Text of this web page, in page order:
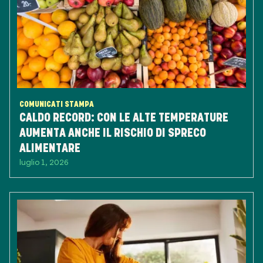
COMUNICATI STAMPA
CALDO RECORD: CON LE ALTE TEMPERATURE
AUMENTA ANCHE IL RISCHIO DI SPRECO
ALIMENTARE
luglio 1, 2026